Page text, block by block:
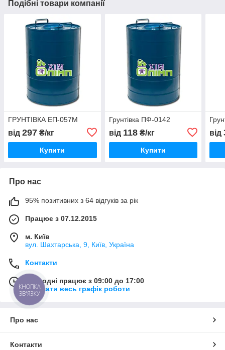
Подібні товари компанії
ГРУНТІВКА ЕП-057М
від 297 ₴/кг
Купити
Грунтівка ПФ-0142
від 118₴/кг
Купити
від
Про нас
95% позитивних з 64 відгуків за рік
Працює з 07.12.2015
м. Київ
вул. Шахтарська, 9, Київ, Україна
Контакти
Сьогодні працює з 09:00 до 17:00
Показати весь графік роботи
Про нас
Контакти
КНОПКА
ЗВ'ЯЗКУ